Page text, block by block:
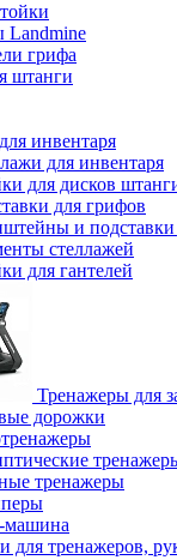
Landmine
грифа
штанги
инвентаря
для инвентаря
для дисков
для грифов
и подставки
стеллажей
для гантелей
Тренажеры для
дорожки
тренажеры
машина
для тренажеров,